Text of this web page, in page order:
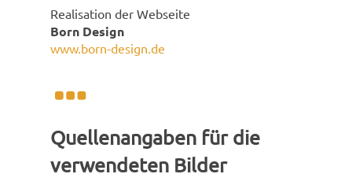
Realisation der Webseite
Born Design
www.born-design.de
Quellenangaben für die
verwendeten Bilder